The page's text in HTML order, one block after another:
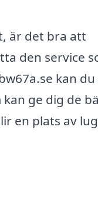
är det bra att
den service
kan du
ge dig de
en plats av